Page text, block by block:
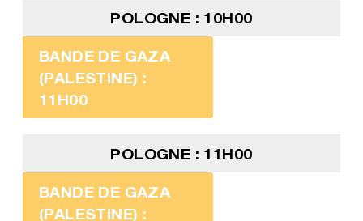
POLOGNE : 10H00
BANDE DE GAZA
(PALESTINE) :
11H00
POLOGNE : 11H00
BANDE DE GAZA
(PALESTINE) :